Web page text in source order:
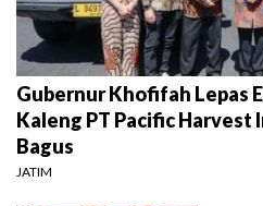
Gubernur Khofifah Lepas
Kaleng PT Pacific Harvest
Bagus
JATIM